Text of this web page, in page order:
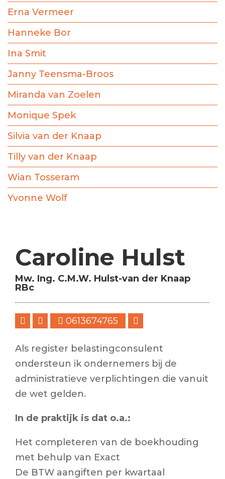
Erna Vermeer
Hanneke Bor
Ina Smit
Janny Teensma-Broos
Miranda van Zoelen
Monique Spek
Silvia van der Knaap
Tilly van der Knaap
Wian Tosseram
Yvonne Wolf
Caroline Hulst
Mw. Ing. C.M.W. Hulst-van der Knaap
RBc
0613674765
Als register belastingconsulent
ondersteun ik ondernemers bij de
administratieve verplichtingen die vanuit
de wet gelden.
In de praktijk is dat o.a.:
Het completeren van de boekhouding
met behulp van Exact
De BTW aangiften per kwartaal